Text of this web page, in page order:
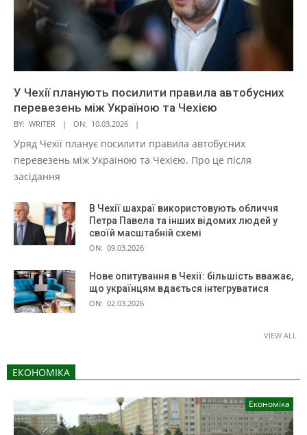
У Чехії планують посилити правила автобусних
перевезень між Україною та Чехією
BY: WRITER ON: 10.03.2026
Уряд Чехії планує посилити правила автобусних
перевезень між Україною та Чехією. Про це після
засідання
В Чехії шахраї використовують обличчя
Петра Павела та інших відомих людей у
своїй масштабній схемі
ON: 09.03.2026
Нове опитування в Чехії: більшість вважає,
що українцям вдається інтегруватися
ON: 02.03.2026
VIEW ALL
ЕКОНОМІКА
Економіка